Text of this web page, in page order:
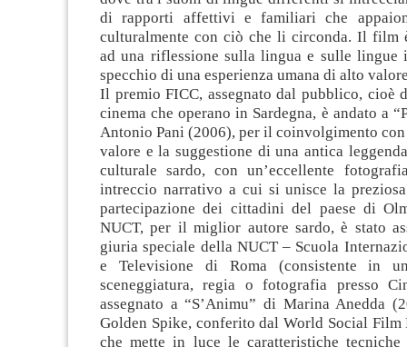
di rapporti affettivi e familiari che
culturalmente con ciò che li circonda. Il film
ad una riflessione sulla lingua e sulle lingue
specchio di una esperienza umana di alto
Il premio FICC, assegnato dal pubblico, cioè
cinema che operano in Sardegna, è andato a
Antonio Pani (2006), per il coinvolgimento
valore e la suggestione di una antica
culturale sardo, con un’eccellente
intreccio narrativo a cui si unisce la
partecipazione dei cittadini del paese di
NUCT, per il miglior autore sardo, è stato
giuria speciale della NUCT – Scuola
e Televisione di Roma (consistente in
sceneggiatura, regia o fotografia presso
assegnato a “S’Animu” di Marina Anedda
Golden Spike, conferito dal World Social
che mette in luce le caratteristiche